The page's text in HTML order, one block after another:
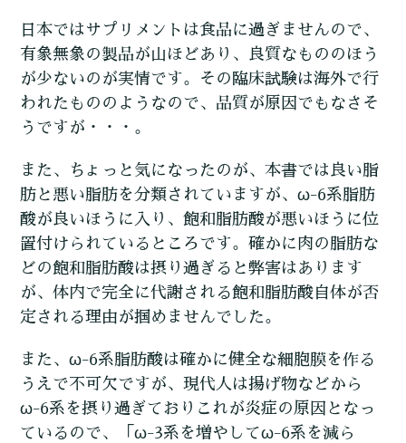
日本ではサプリメントは食品に過ぎませんので、
有象無象の製品が山ほどあり、良質なもののほう
が少ないのが実情です。その臨床試験は海外で行
われたもののようなので、品質が原因でもなさそ
うですが・・・。
また、ちょっと気になったのが、本書では良い脂
肪と悪い脂肪を分類されていますが、ω-6系脂肪
酸が良いほうに入り、飽和脂肪酸が悪いほうに位
置付けられているところです。確かに肉の脂肪な
どの飽和脂肪酸は摂り過ぎると弊害はあります
が、体内で完全に代謝される飽和脂肪酸自体が否
定される理由が掴めませんでした。
また、ω-6系脂肪酸は確かに健全な細胞膜を作る
うえで不可欠ですが、現代人は揚げ物などから
ω-6系を摂り過ぎておりこれが炎症の原因となっ
ているので、「ω-3系を増やしてω-6系を減ら